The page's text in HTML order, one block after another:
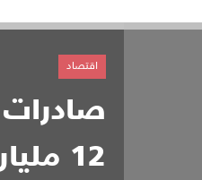
12 مليار دولار
اقتصاد